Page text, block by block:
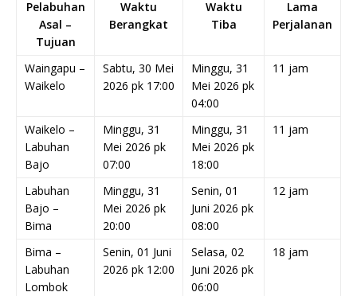
Pelabuhan
Asal –
Tujuan
Waktu
Berangkat
Waktu
Tiba
Lama
Perjalanan
Waingapu –
Waikelo
Sabtu, 30 Mei
2026 pk 17:00
Minggu, 31
Mei 2026 pk
04:00
11 jam
Waikelo –
Labuhan
Bajo
Minggu, 31
Mei 2026 pk
07:00
Minggu, 31
Mei 2026 pk
18:00
11 jam
Labuhan
Bajo –
Bima
Minggu, 31
Mei 2026 pk
20:00
Senin, 01
Juni 2026 pk
08:00
12 jam
Bima –
Labuhan
Lombok
Senin, 01 Juni
2026 pk 12:00
Selasa, 02
Juni 2026 pk
06:00
18 jam